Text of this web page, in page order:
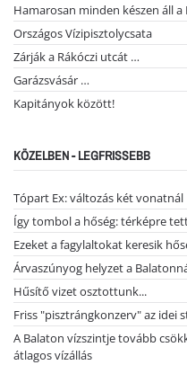
Hamarosan minden készen áll a
Országos Vízipisztolycsata
Zárják a Rákóczi utcát …
Garázsvásár …
Kapitányok között!
KÖZELBEN - LEGFRISSEBB
Tópart Ex: változás két vonatnál
Így tombol a hőség: térképre
Ezeket a fagylaltokat keresik
Árvaszúnyog helyzet a
Hűsítő vizet osztottunk...
Friss "pisztrángkonzerv" az idei
A Balaton vízszintje tovább
átlagos vízállás